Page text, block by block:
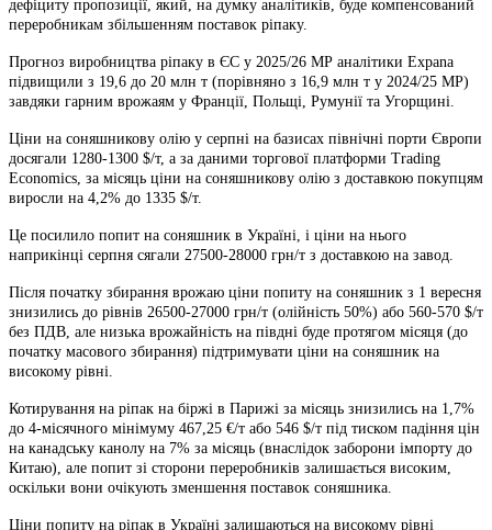
дефіциту пропозиції, який, на думку аналітиків, буде компенсований
переробникам збільшенням поставок ріпаку.
Прогноз виробництва ріпаку в ЄС у 2025/26 МР аналітики Expana
підвищили з 19,6 до 20 млн т (порівняно з 16,9 млн т у 2024/25 МР)
завдяки гарним врожаям у Франції, Польщі, Румунії та Угорщині.
Ціни на соняшникову олію у серпні на базисах північні порти Європи
досягали 1280-1300 $/т, а за даними торгової платформи Trading
Economics, за місяць ціни на соняшникову олію з доставкою покупцям
виросли на 4,2% до 1335 $/т.
Це посилило попит на соняшник в Україні, і ціни на нього
наприкінці серпня сягали 27500-28000 грн/т з доставкою на завод.
Після початку збирання врожаю ціни попиту на соняшник з 1 вересня
знизились до рівнів 26500-27000 грн/т (олійність 50%) або 560-570 $/т
без ПДВ, але низька врожайність на півдні буде протягом місяця (до
початку масового збирання) підтримувати ціни на соняшник на
високому рівні.
Котирування на ріпак на біржі в Парижі за місяць знизились на 1,7%
до 4-місячного мінімуму 467,25 €/т або 546 $/т під тиском падіння цін
на канадську канолу на 7% за місяць (внаслідок заборони імпорту до
Китаю), але попит зі сторони переробників залишається високим,
оскільки вони очікують зменшення поставок соняшника.
Ціни попиту на ріпак в Україні залишаються на високому рівні